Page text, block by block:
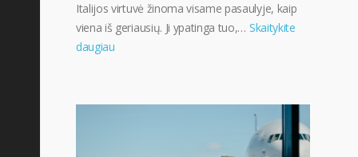
Italijos virtuvė žinoma visame pasaulyje, kaip
viena iš geriausių. Ji ypatinga tuo,… Skaitykite
daugiau